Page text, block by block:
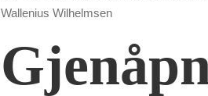
Wallenius Wilhelmsen